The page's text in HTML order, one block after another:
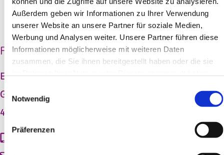
Außerdem geben wir Informationen zu Ihrer Verwendung
unserer Website an unsere Partner für soziale Medien,
Werbung und Analysen weiter. Unsere Partner führen diese
Informationen möglicherweise mit weiteren Daten
zusammen, die Sie ihnen bereitgestellt haben oder die sie
Notwendig
Präferenzen
Für andere kirchliche Anfragen:
Evangelischer Kirchenkreises Lennep
Geschwister-Scholl-Straße 1a
42897 Remscheid-Lennep
